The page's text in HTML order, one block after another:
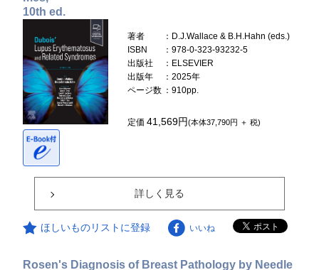
10th ed.
著者
：D.J.Wallace & B.H.Hahn (eds.)
ISBN
：978-0-323-93232-5
出版社
：ELSEVIER
出版年
：2025年
ページ数 ：910pp.
定価41,569円(本体37,790円 ＋ 税)
詳しく見る
ほしいものリストに登録 いいね
Rosen's Diagnosis of Breast Pathology by Needle